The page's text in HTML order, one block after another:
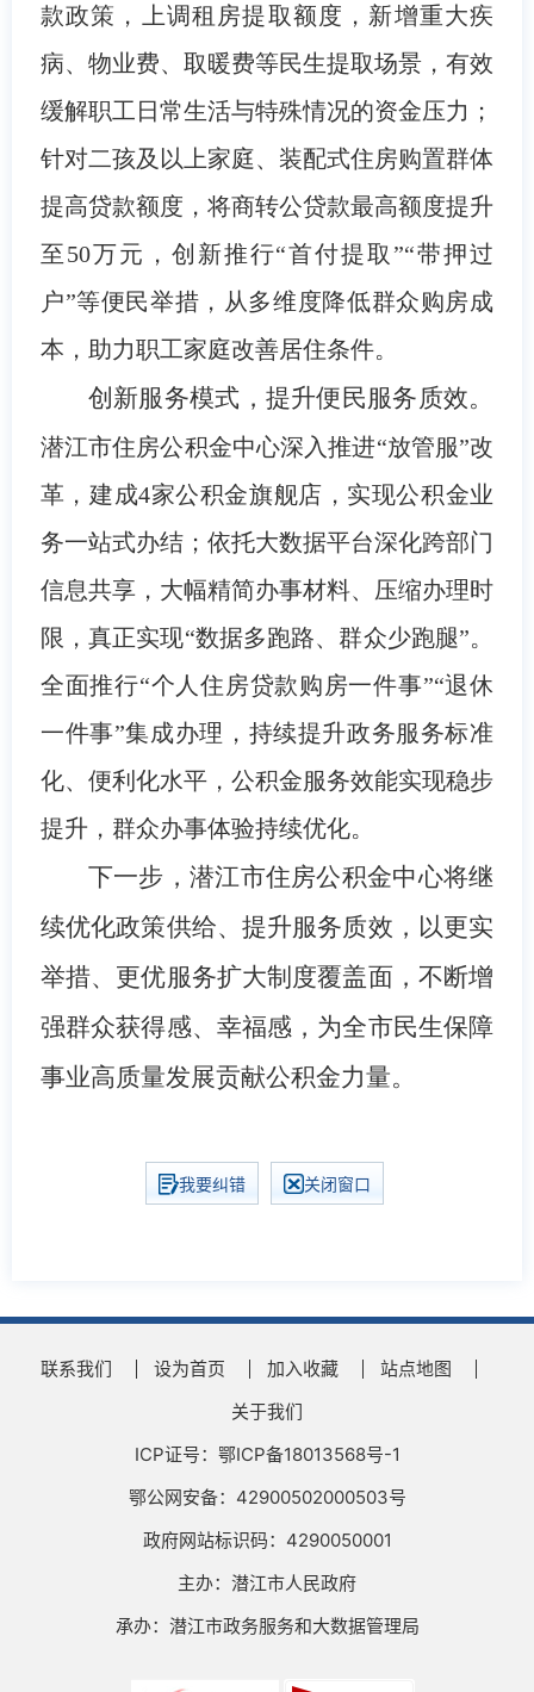
款政策，上调租房提取额度，新增重大疾
病、物业费、取暖费等民生提取场景，有效
缓解职工日常生活与特殊情况的资金压力；
针对二孩及以上家庭、装配式住房购置群体
提高贷款额度，将商转公贷款最高额度提升
至50万元，创新推行“首付提取”“带押过
户”等便民举措，从多维度降低群众购房成
本，助力职工家庭改善居住条件。
创新服务模式，提升便民服务质效。
潜江市住房公积金中心深入推进“放管服”改
革，建成4家公积金旗舰店，实现公积金业
务一站式办结；依托大数据平台深化跨部门
信息共享，大幅精简办事材料、压缩办理时
限，真正实现“数据多跑路、群众少跑腿”。
全面推行“个人住房贷款购房一件事”“退休
一件事”集成办理，持续提升政务服务标准
化、便利化水平，公积金服务效能实现稳步
提升，群众办事体验持续优化。
下一步，潜江市住房公积金中心将继
续优化政策供给、提升服务质效，以更实
举措、更优服务扩大制度覆盖面，不断增
强群众获得感、幸福感，为全市民生保障
事业高质量发展贡献公积金力量。
我要纠错 关闭窗口
联系我们 设为首页 加入收藏
站点地图
关于我们
ICP证号：鄂ICP备18013568号-1
鄂公网安备：42900502000503号
政府网站标识码：4290050001
主办：潜江市人民政府
承办：潜江市政务服务和大数据管理局